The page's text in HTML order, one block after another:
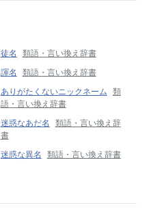
徒名
類語・言い換え辞書
諢名
類語・言い換え辞書
ありがたくないニックネーム
類
語・言い換え辞書
迷惑なあだ名
類語・言い換え辞
書
迷惑な異名 類語・言い換え辞書